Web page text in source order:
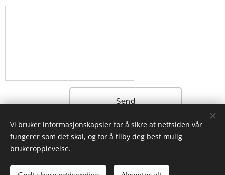
Send
Vi bruker informasjonskapsler for å sikre at nettsiden vår
fungerer som det skal, og for å tilby deg best mulig
brukeropplevelse.